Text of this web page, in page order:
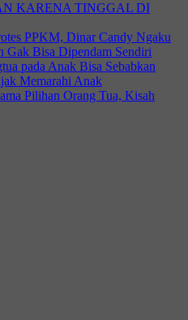
KARENA TINGGAL DI
PPKM, Dinar Candy Ngaku
Gak Bisa Dipendam Sendiri
pada Anak Bisa Sebabkan
Memarahi Anak
Pilihan Orang Tua, Kisah